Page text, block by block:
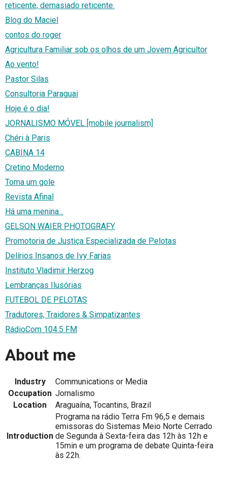
reticente, demasiado reticente.
Blog do Maciel
contos do roger
Agricultura Familiar sob os olhos de um Jovem Agricultor
Ao vento!
Pastor Silas
Consultoria Paraguai
Hoje é o dia!
JORNALISMO MÓVEL [mobile journalism]
Chéri à Paris
CABINA 14
Cretino Moderno
Toma um gole
Revista Afinal
Há uma menina...
GELSON WAIER PHOTOGRAFY
Promotoria de Justiça Especializada de Pelotas
Delírios Insanos de Ivy Farias
Instituto Vladimir Herzog
Lembranças Ilusórias
FUTEBOL DE PELOTAS
Tradutores, Traidores & Simpatizantes
RádioCom 104.5 FM
About me
Industry
Communications or Media
Occupation Jornalismo
Location
Araguaína, Tocantins, Brazil
Introduction
Programa na rádio Terra Fm 96,5 e demais
emissoras do Sistemas Meio Norte Cerrado
de Segunda à Sexta-feira das 12h às 12h e
15min e um programa de debate Quinta-feira
às 22h.